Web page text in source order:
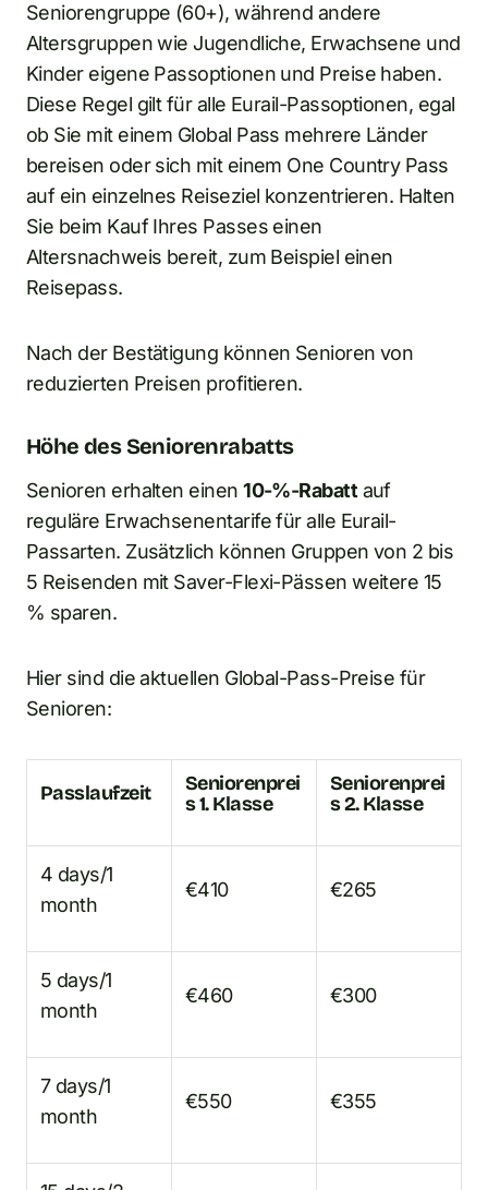
Seniorengruppe (60+), während andere
Altersgruppen wie Jugendliche, Erwachsene und
Kinder eigene Passoptionen und Preise haben.
Diese Regel gilt für alle Eurail-Passoptionen, egal
ob Sie mit einem Global Pass mehrere Länder
bereisen oder sich mit einem One Country Pass
auf ein einzelnes Reiseziel konzentrieren. Halten
Sie beim Kauf Ihres Passes einen
Altersnachweis bereit, zum Beispiel einen
Reisepass.
Nach der Bestätigung können Senioren von
reduzierten Preisen profitieren.
Höhe des Seniorenrabatts
Senioren erhalten einen10-%-Rabatt auf
reguläre Erwachsenentarife für alle Eurail-
Passarten. Zusätzlich können Gruppen von 2 bis
5 Reisenden mit Saver-Flexi-Pässen weitere 15
% sparen.
Hier sind die aktuellen Global-Pass-Preise für
Senioren:
Passlaufzeit
Seniorenprei
s 1. Klasse
Seniorenprei
s 2. Klasse
4 days/1
month
€410 €265
5 days/1
month
€460 €300
7 days/1
month
€550 €355